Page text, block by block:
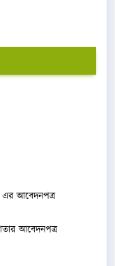
এর আবেদনপত্র
আবেদনপত্র